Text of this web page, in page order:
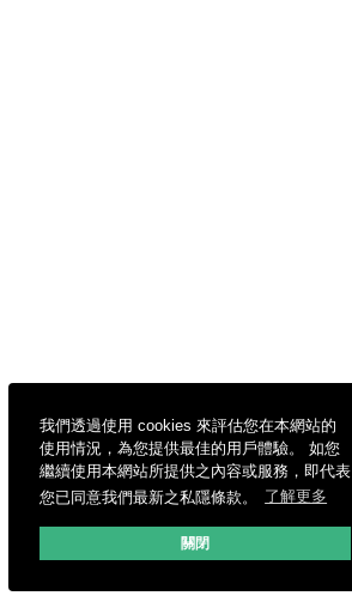
我們透過使用 cookies 來評估您在本網站的
使用情況，為您提供最佳的用戶體驗。 如您
繼續使用本網站所提供之內容或服務，即代表
您已同意我們最新之私隱條款。
了解更多
關閉